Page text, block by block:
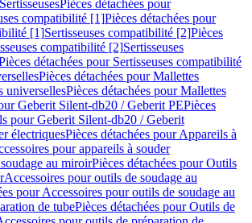
SertisseusesPièces détachées pour
compatibilité [1]Pièces détachées pour
[1]Sertisseuses compatibilité [2]Pièces
compatibilité [2]Sertisseuses
détachées pour Sertisseuses compatibilité
Pièces détachées pour Mallettes
universellesPièces détachées pour Mallettes
Geberit Silent-db20 / Geberit PEPièces
pour Geberit Silent-db20 / Geberit
électriquesPièces détachées pour Appareils à
pour appareils à souder
au miroirPièces détachées pour Outils
Accessoires pour outils de soudage au
pour Accessoires pour outils de soudage au
de tubePièces détachées pour Outils de